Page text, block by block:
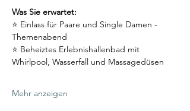
Was Sie erwartet:
⭐ Einlass für Paare und Single Damen -
Themenabend
⭐ Beheiztes Erlebnishallenbad mit
Whirlpool, Wasserfall und Massagedüsen
Mehr anzeigen